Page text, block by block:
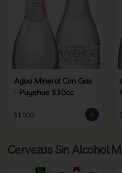
Agua Mineral Con Gas
- Puyehue 330cc
$1.900
Cervezas Sin Alcohol